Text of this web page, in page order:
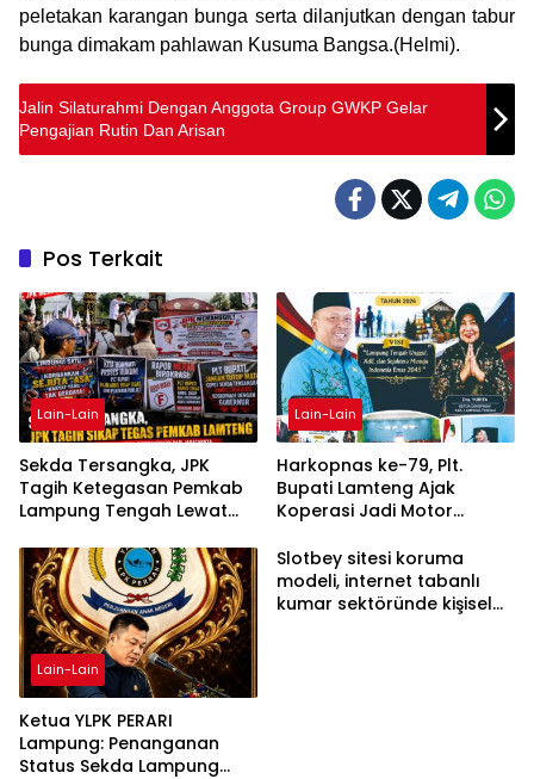
peletakan karangan bunga serta dilanjutkan dengan tabur
bunga dimakam pahlawan Kusuma Bangsa.(Helmi).
Jalin Silaturahmi Dengan Anggota Group GWKP Gelar
Pengajian Rutin Dan Arisan
Pos Terkait
Lain-Lain
Sekda Tersangka, JPK
Tagih Ketegasan Pemkab
Lampung Tengah Lewat
Lain-Lain
Harkopnas ke-79, Plt.
Bupati Lamteng Ajak
Koperasi Jadi Motor
Lain-Lain
Ketua YLPK PERARI
Lampung: Penanganan
Status Sekda Lampung
Slotbey sitesi koruma
modeli, internet tabanlı
kumar sektöründe kişisel